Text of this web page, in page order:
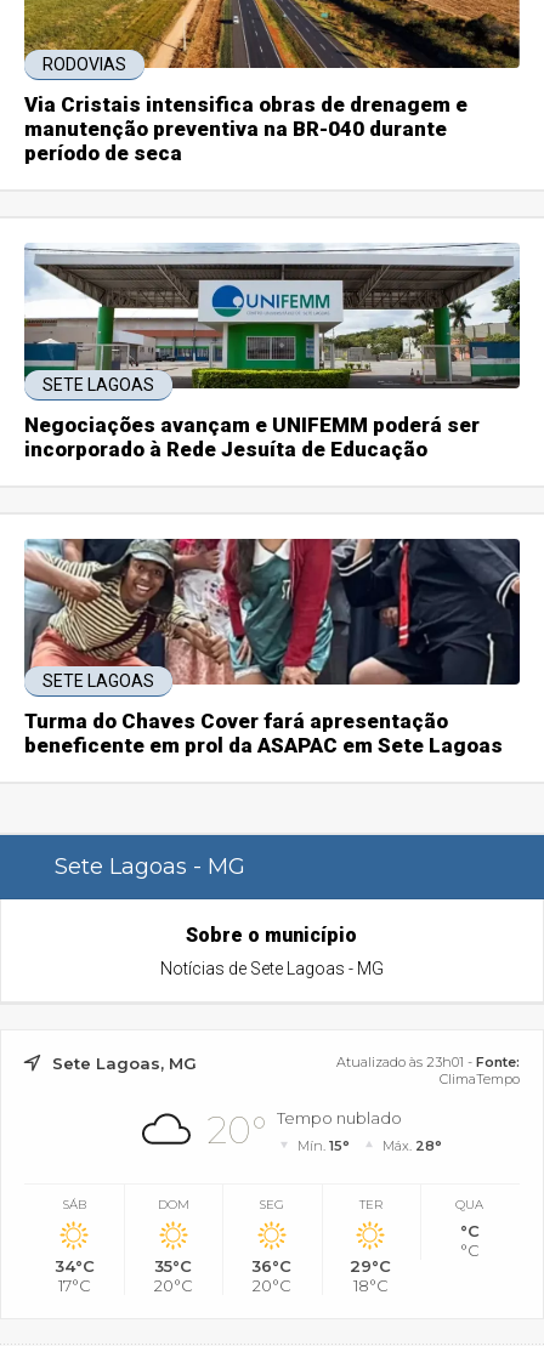
RODOVIAS
Via Cristais intensifica obras de drenagem e
manutenção preventiva na BR-040 durante
período de seca
SETE LAGOAS
Negociações avançam e UNIFEMM poderá ser
incorporado à Rede Jesuíta de Educação
SETE LAGOAS
Turma do Chaves Cover fará apresentação
beneficente em prol da ASAPAC em Sete Lagoas
Sete Lagoas - MG
Sobre o município
Notícias de Sete Lagoas - MG
Sete Lagoas, MG Atualizado às 23h01 - Fonte:
ClimaTempo
20° Tempo nublado
Mín.15° Máx. 28°
SÁB
34°C
17°C
DOM
35°C
20°C
SEG
36°C
20°C
TER
29°C
18°C
QUA
°C
°C